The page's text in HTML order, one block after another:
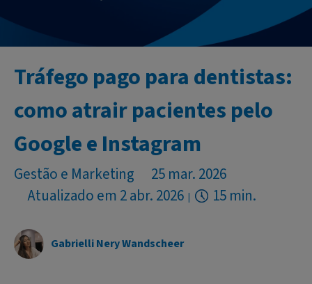
Tráfego pago para dentistas:
como atrair pacientes pelo
Google e Instagram
Gestão e Marketing
25 mar. 2026
Atualizado em 2 abr. 2026
15 min.
Gabrielli Nery Wandscheer